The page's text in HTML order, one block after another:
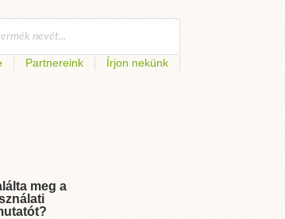
Partnereink Írjon nekünk
meg a